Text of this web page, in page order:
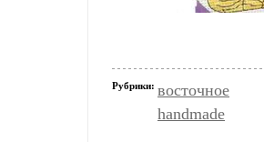
Рубрики: восточное
handmade